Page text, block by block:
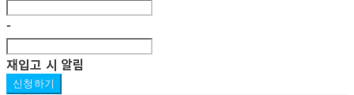
-
재입고 시 알림
신청하기